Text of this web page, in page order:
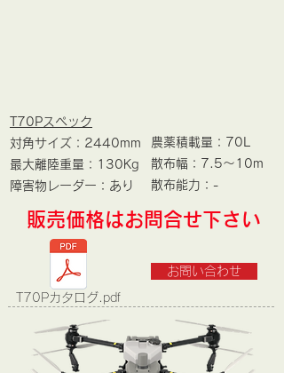
T70Pスペック
対角サイズ：2440mm
最大離陸重量：130Kg
​障害物レーダー：あり
農薬積載量：70L
散布幅：7.5～10m
​散布能力：-
​販売価格はお問合せ下さい
T70Pカタログ.pdf
お問い合わせ